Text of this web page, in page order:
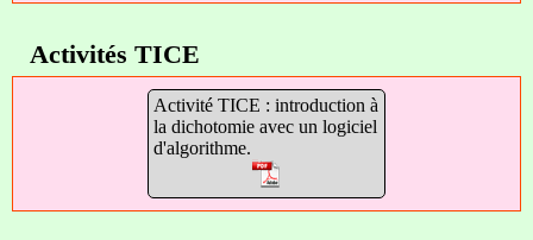
Activités TICE
Activité TICE : introduction à
la dichotomie avec un logiciel
d'algorithme.